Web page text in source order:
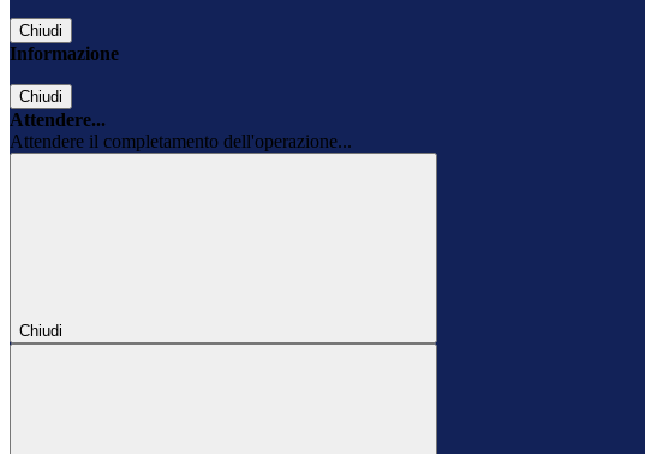
Chiudi
Informazione
Chiudi
Attendere...
Attendere il completamento dell'operazione...
Chiudi